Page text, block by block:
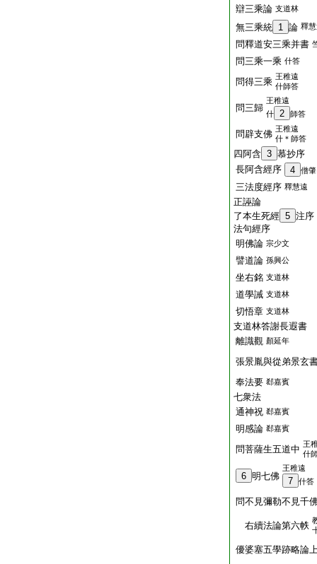
辯三乘論 支道林
無三乘統 1 論 釋
問釋道安三乘并書
問三乘一乘 什答
問得三乘 王稚遠
什師答
問三歸
王稚遠
什
2 師答
問辟支佛 王稚遠
什＊師答
四阿含 3 慕抄序
長阿含經序
4 僧肇
三法度經序 釋慧遠
正誣論
了本生死經 5 注序
法句經序
明佛論 宗少文
譬道論 孫興公
坐右銘 支道林
道學誡 支道林
切悟章 支道林
支道林答謝長遐書
離識觀 顏延年
張景胤與從弟景玄
奉法要 郄嘉賓
七衆法
通神祝 郄嘉賓
明感論 郄嘉賓
問菩薩生五道中 王
什
6 明七佛
王稚遠
7 什答
問不見彌勒不見千
右續法論第六帙
優婆塞五學跡略論